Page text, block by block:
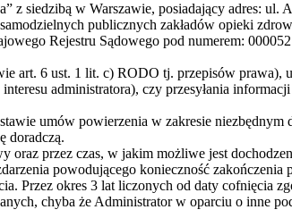
siedzibą w Warszawie, posiadający adres: ul.
publicznych zakładów opieki
Rejestru Sądowego pod numerem:
art. 6 ust. 1 lit. c) RODO tj. przepisów
administratora), czy przesyłania
umów powierzenia w zakresie
doradczą.
oraz przez czas, w jakim możliwe jest
powodującego konieczność zakończenia
Przez okres 3 lat liczonych od daty cofnięcia
chyba że Administrator w oparciu o inne